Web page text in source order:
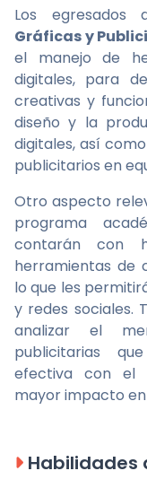
Los
Gráficas y
el manejo de
digitales, para
creativas y
diseño y la
digitales, así
publicitarios en
Otro aspecto
programa
contarán con
herramientas de
lo que les
y redes sociales.
analizar el
publicitarias
efectiva con el
mayor impacto
Habilidades